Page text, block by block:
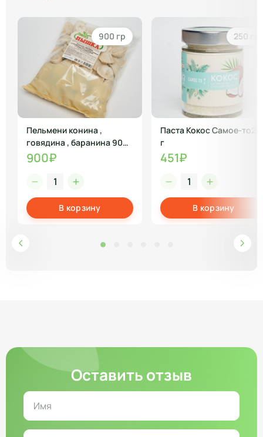
900 гр
Пельмени конина ,
говядина , баранина 900
гр
900₽
В корзину
250 гр
Паста Кокос Самое-
г
451₽
В корзину
Оставить отзыв